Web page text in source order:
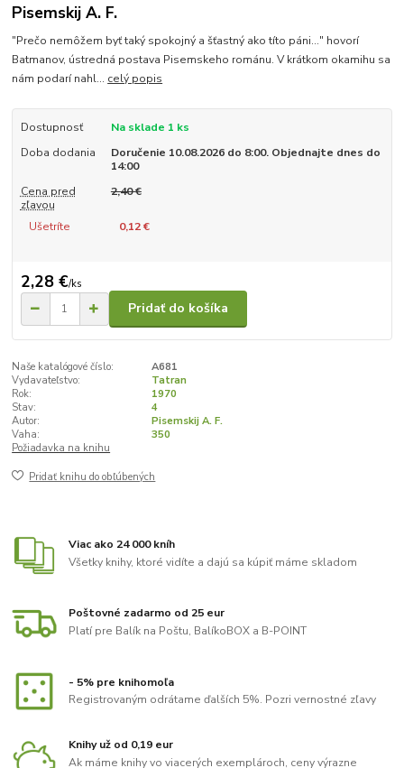
Pisemskij A. F.
"Prečo nemôžem byť taký spokojný a šťastný ako títo páni..." hovorí
Batmanov, ústredná postava Pisemskeho románu. V krátkom okamihu sa
nám podarí nahl... celý popis
Dostupnosť
Na sklade 1 ks
Doba dodania
Doručenie 10.08.2026 do 8:00. Objednajte dnes do
14:00
Cena pred
zľavou
2,40 €
Ušetríte 0,12 €
2,28 €/ks
Pridať do košíka
Naše katalógové číslo:
A681
Vydavateľstvo:
Tatran
Rok:
1970
Stav:
4
Autor:
Pisemskij A. F.
Vaha:
350
Požiadavka na knihu
Pridať knihu do obľúbených
Viac ako 24 000 kníh
Všetky knihy, ktoré vidíte a dajú sa kúpiť máme skladom
Poštovné zadarmo od 25 eur
Platí pre Balík na Poštu, BalíkoBOX a B-POINT
- 5% pre knihomoľa
Registrovaným odrátame ďalších 5%. Pozri vernostné zľavy
Knihy už od 0,19 eur
Ak máme knihy vo viacerých exemplároch, ceny výrazne